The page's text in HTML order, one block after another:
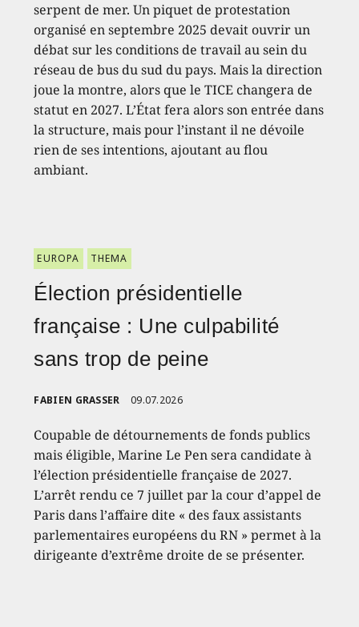
serpent de mer. Un piquet de protestation
organisé en septembre 2025 devait ouvrir un
débat sur les conditions de travail au sein du
réseau de bus du sud du pays. Mais la direction
joue la montre, alors que le TICE changera de
statut en 2027. L’État fera alors son entrée dans
la structure, mais pour l’instant il ne dévoile
rien de ses intentions, ajoutant au flou
ambiant.
EUROPA THEMA
Élection présidentielle
française : Une culpabilité
sans trop de peine
FABIEN GRASSER 09.07.2026
Coupable de détournements de fonds publics
mais éligible, Marine Le Pen sera candidate à
l’élection présidentielle française de 2027.
L’arrêt rendu ce 7 juillet par la cour d’appel de
Paris dans l’affaire dite « des faux assistants
parlementaires européens du RN » permet à la
dirigeante d’extrême droite de se présenter.